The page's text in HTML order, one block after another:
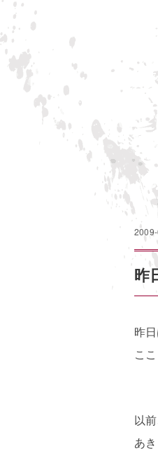
昨
昨
こ
以
あ